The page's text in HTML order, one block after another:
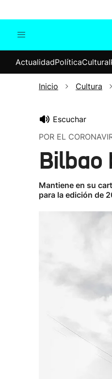
Internacional
ActualidadPolíticaCultura
Inicio Cultura
Escuchar
POR EL
Bilbao
Mantiene en su
para la edición de